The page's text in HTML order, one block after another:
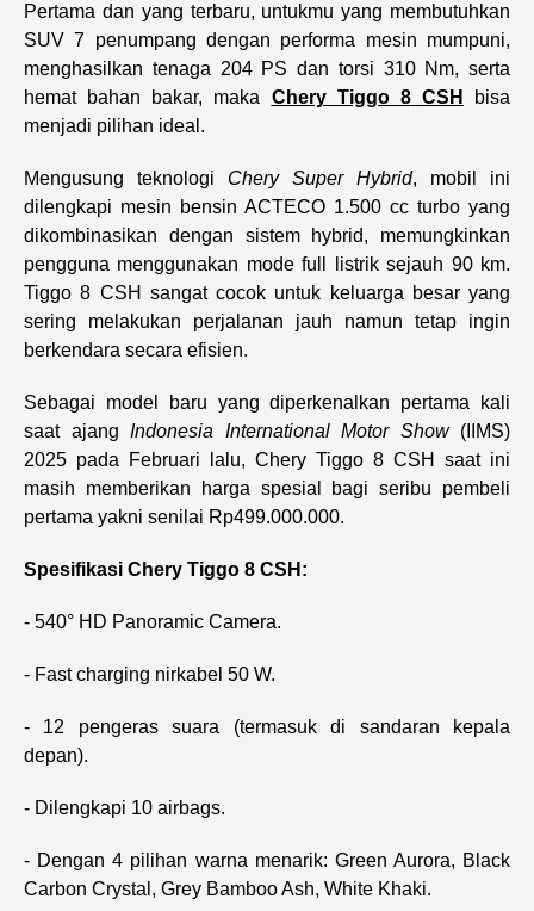
Pertama dan yang terbaru, untukmu yang membutuhkan
SUV 7 penumpang dengan performa mesin mumpuni,
menghasilkan tenaga 204 PS dan torsi 310 Nm, serta
hemat bahan bakar, maka Chery Tiggo 8 CSH
bisa
menjadi pilihan ideal.
Mengusung teknologi Chery Super Hybrid, mobil ini
dilengkapi mesin bensin ACTECO 1.500 cc turbo yang
dikombinasikan dengan sistem hybrid, memungkinkan
pengguna menggunakan mode full listrik sejauh 90 km.
Tiggo 8 CSH sangat cocok untuk keluarga besar yang
sering melakukan perjalanan jauh namun tetap ingin
berkendara secara efisien.
Sebagai model baru yang diperkenalkan pertama kali
saat ajang Indonesia International Motor Show(IIMS)
2025 pada Februari lalu, Chery Tiggo 8 CSH saat ini
masih memberikan harga spesial bagi seribu pembeli
pertama yakni senilai Rp499.000.000.
Spesifikasi Chery Tiggo 8 CSH:
- 540° HD Panoramic Camera.
- Fast charging nirkabel 50 W.
- 12 pengeras suara (termasuk di sandaran kepala
depan).
- Dilengkapi 10 airbags.
- Dengan 4 pilihan warna menarik: Green Aurora, Black
Carbon Crystal, Grey Bamboo Ash, White Khaki.